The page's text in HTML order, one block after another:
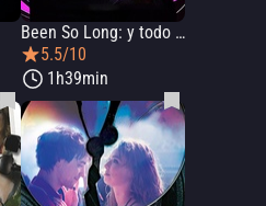
Been So Long: y todo cambió
5.5/10
1h39min